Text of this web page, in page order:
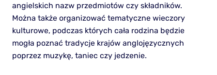
angielskich nazw przedmiotów czy składników.
Można także organizować tematyczne wieczory
kulturowe, podczas których cała rodzina będzie
mogła poznać tradycje krajów anglojęzycznych
poprzez muzykę, taniec czy jedzenie.